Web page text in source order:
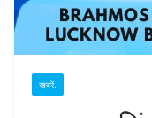
खबरें.